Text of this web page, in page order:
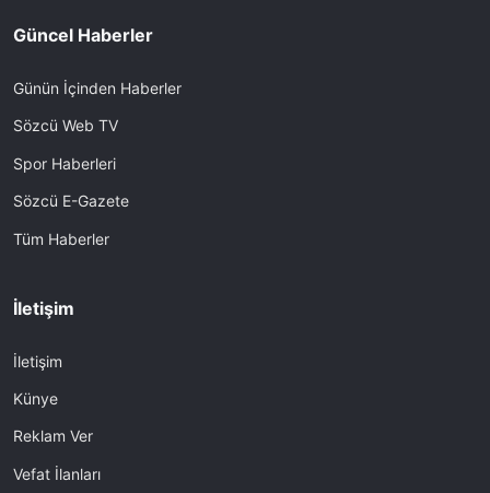
Güncel Haberler
Günün İçinden Haberler
Sözcü Web TV
Spor Haberleri
Sözcü E-Gazete
Tüm Haberler
İletişim
İletişim
Künye
Reklam Ver
Vefat İlanları